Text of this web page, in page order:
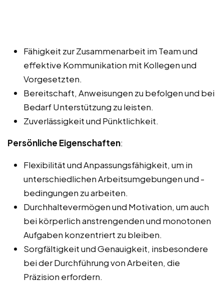
Fähigkeit zur Zusammenarbeit im Team und
effektive Kommunikation mit Kollegen und
Vorgesetzten.
Bereitschaft, Anweisungen zu befolgen und bei
Bedarf Unterstützung zu leisten.
Zuverlässigkeit und Pünktlichkeit.
Persönliche Eigenschaften:
Flexibilität und Anpassungsfähigkeit, um in
unterschiedlichen Arbeitsumgebungen und -
bedingungen zu arbeiten.
Durchhaltevermögen und Motivation, um auch
bei körperlich anstrengenden und monotonen
Aufgaben konzentriert zu bleiben.
Sorgfältigkeit und Genauigkeit, insbesondere
bei der Durchführung von Arbeiten, die
Präzision erfordern.